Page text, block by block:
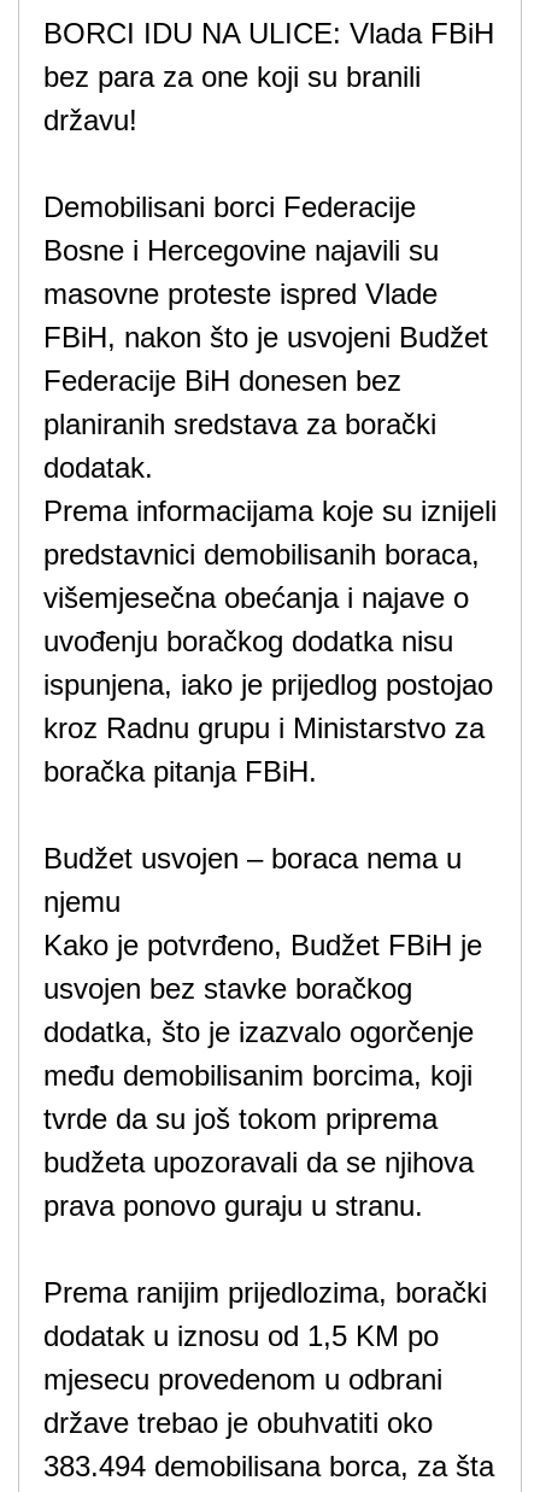
BORCI IDU NA ULICE: Vlada FBiH
bez para za one koji su branili
državu!
Demobilisani borci Federacije
Bosne i Hercegovine najavili su
masovne proteste ispred Vlade
FBiH, nakon što je usvojeni Budžet
Federacije BiH donesen bez
planiranih sredstava za borački
dodatak.
Prema informacijama koje su iznijeli
predstavnici demobilisanih boraca,
višemjesečna obećanja i najave o
uvođenju boračkog dodatka nisu
ispunjena, iako je prijedlog postojao
kroz Radnu grupu i Ministarstvo za
boračka pitanja FBiH.
Budžet usvojen – boraca nema u
njemu
Kako je potvrđeno, Budžet FBiH je
usvojen bez stavke boračkog
dodatka, što je izazvalo ogorčenje
među demobilisanim borcima, koji
tvrde da su još tokom priprema
budžeta upozoravali da se njihova
prava ponovo guraju u stranu.
Prema ranijim prijedlozima, borački
dodatak u iznosu od 1,5 KM po
mjesecu provedenom u odbrani
države trebao je obuhvatiti oko
383.494 demobilisana borca, za šta